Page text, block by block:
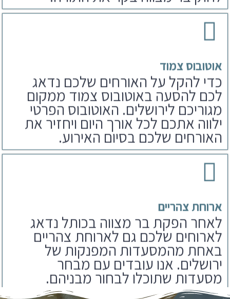
אוטובוס צמוד
כדי להקל על האורחים שלכם נדאג
לכם להסעה באוטובוס צמוד ממקום
מגוריכם לירושלים. האוטובוס הפרטי
ילווה אתכם לכל אורך היום ויחזיר את
האורחים שלכם בסיום האירוע.
ארוחת צהריים
לאחר הפקת בר מצווה בכותל נדאג
לארוחים שלכם גם לארוחת צהריים
באחת מהמסעדות המפנקות של
ירושלים. אנו עובדים עם מבחר
מסעדות שתוכלו לבחור מבניהם.